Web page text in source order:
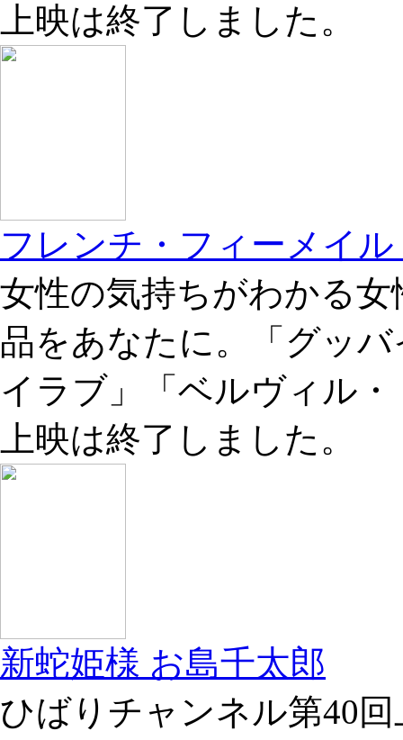
上映は終了しました。
フレンチ・フィーメイ
女性の気持ちがわかる
品をあなたに。「グッ
イラブ」「ベルヴィル
上映は終了しました。
新蛇姫様 お島千太郎
ひばりチャンネル第40回